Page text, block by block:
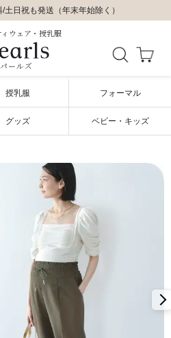
いた方の声はこちら
日祝も発送（年末年始除く）
いた方の声はこちら
日祝も発送（年末年始除く）
ウェア・授乳服
パールズ
授乳服 フォーマル
グッズ ベビー・キッズ